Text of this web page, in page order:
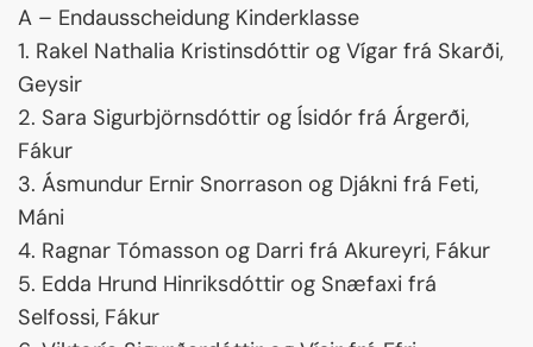
A – Endausscheidung Kinderklasse
1. Rakel Nathalia Kristinsdóttir og Vígar frá Skarði,
Geysir
2. Sara Sigurbjörnsdóttir og Ísidór frá Árgerði,
Fákur
3. Ásmundur Ernir Snorrason og Djákni frá Feti,
Máni
4. Ragnar Tómasson og Darri frá Akureyri, Fákur
5. Edda Hrund Hinriksdóttir og Snæfaxi frá
Selfossi, Fákur